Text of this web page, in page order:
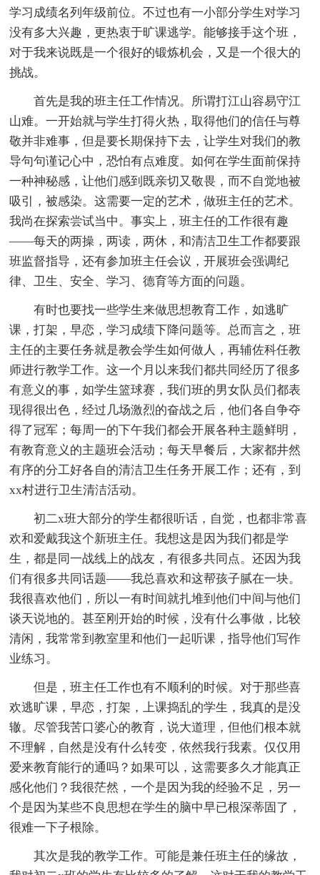
学习成绩名列年级前位。不过也有一小部分学生对学习
没有多大兴趣，更热衷于旷课逃学。能够接手这个班，
对于我来说既是一个很好的锻炼机会，又是一个很大的
挑战。
首先是我的班主任工作情况。所谓打江山容易守江
山难。一开始就与学生打得火热，取得他们的信任与尊
敬并非难事，但是要长期保持下去，让学生对我们的教
导句句谨记心中，恐怕有点难度。如何在学生面前保持
一种神秘感，让他们感到既亲切又敬畏，而不自觉地被
吸引，被感染。这需要一定的艺术，做班主任的艺术。
我尚在探索尝试当中。事实上，班主任的工作很有趣
——每天的两操，两读，两休，和清洁卫生工作都要跟
班监督指导，还有参加班主任会议，开展班会强调纪
律、卫生、安全、学习、德育等方面的问题。
有时也要找一些学生来做思想教育工作，如逃旷
课，打架，早恋，学习成绩下降问题等。总而言之，班
主任的主要任务就是教会学生如何做人，再辅佐科任教
师进行教学工作。这一个月以来我们都共同经历了很多
有意义的事，如学生篮球赛，我们班的男女队员们都表
现得很出色，经过几场激烈的奋战之后，他们各自争夺
得了冠军；每周一的下午我们都会开展各种主题鲜明，
有教育意义的主题班会活动；每天早餐后，大家都井然
有序的分工好各自的清洁卫生任务开展工作；还有，到
xx村进行卫生清洁活动。
初二x班大部分的学生都很听话，自觉，也都非常喜
欢和爱戴我这个新班主任。我想这是因为我们都是学
生，都是同一战线上的战友，有很多共同点。还因为我
们有很多共同话题——我总喜欢和这帮孩子腻在一块。
我很喜欢他们，所以一有时间就扎堆到他们中间与他们
谈天说地的。甚至刚开始的时候，没有什么事做，比较
清闲，我常常到教室里和他们一起听课，指导他们写作
业练习。
但是，班主任工作也有不顺利的时候。对于那些喜
欢逃旷课，早恋，打架，上课捣乱的学生，我真的是没
辙。尽管我苦口婆心的教育，说大道理，但他们根本就
不理解，自然是没有什么转变，依然我行我素。仅仅用
爱来教育能行的通吗？如果可以，这需要多久才能真正
感化他们？我很茫然，一个是因为我的经验不足，另一
个是因为某些不良思想在学生的脑中早已根深蒂固了，
很难一下子根除。
其次是我的教学工作。可能是兼任班主任的缘故，